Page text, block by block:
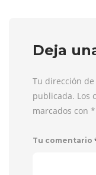
Deja
Tu dirección
publicada. Los
marcados con *
Tu comentario